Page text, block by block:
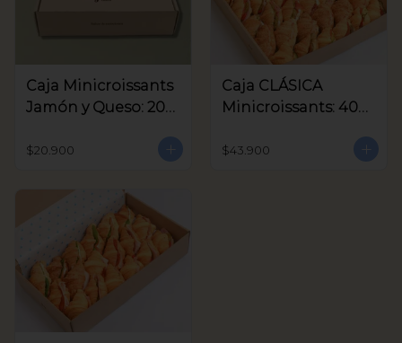
Caja Minicroissants
Jamón y Queso: 20
$20.900
Caja CLÁSICA
Minicroissants: 40
$43.900